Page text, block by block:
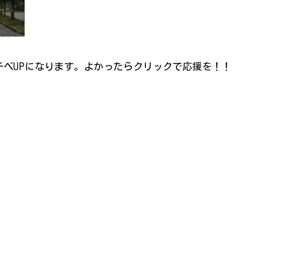
UPになります。よかったらクリックで応援を！！